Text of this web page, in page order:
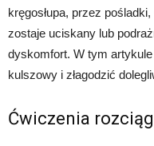
kręgosłupa, przez
zostaje uciskany lub
dyskomfort. W tym
kulszowy i złagodzić
Ćwiczenia